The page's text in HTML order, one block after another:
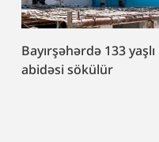
Bayırşəhərdə 133
abidəsi sökülür